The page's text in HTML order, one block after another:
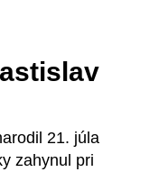
21. júla
zahynul pri